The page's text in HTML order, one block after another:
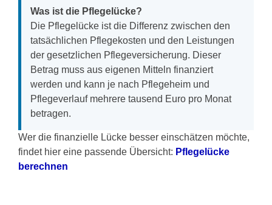
Was ist die Pflegelücke?
Die Pflegelücke ist die Differenz zwischen den
tatsächlichen Pflegekosten und den Leistungen
der gesetzlichen Pflegeversicherung. Dieser
Betrag muss aus eigenen Mitteln finanziert
werden und kann je nach Pflegeheim und
Pflegeverlauf mehrere tausend Euro pro Monat
betragen.
Wer die finanzielle Lücke besser einschätzen möchte,
findet hier eine passende Übersicht: Pflegelücke
berechnen